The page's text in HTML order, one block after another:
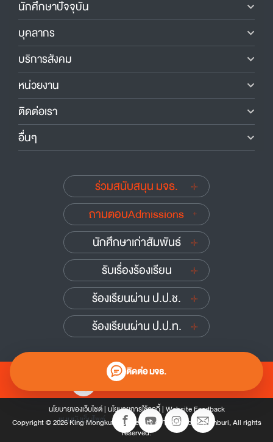
ติดต่อ มจธ.
นักศึกษาปัจจุบัน
บุคลากร
บริการสังคม
หน่วยงาน
ติดต่อเรา
อื่นๆ
ร่วมสนับสนุน มจธ.
ถามตอบAdmissions
นักศึกษาเก่าสัมพันธ์
รับเรื่องร้องเรียน
ร้องเรียนผ่าน ป.ป.ช.
ร้องเรียนผ่าน ป.ป.ท.
0 2470 8000
แผนผังเว็บไซต์
นโยบายของเว็บไซต์| นโยบายการใช้คุกกี้| Website Feedback
Copyright © 2026 King Mongkut’s University of Technology Thonburi, All rights
reserved.